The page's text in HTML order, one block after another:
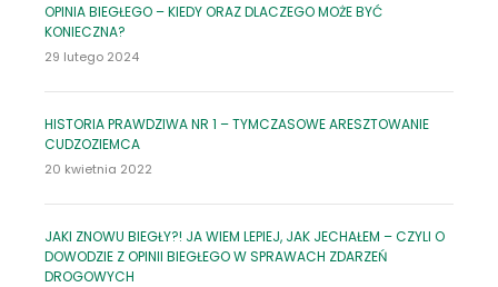
OPINIA BIEGŁEGO – KIEDY ORAZ DLACZEGO MOŻE BYĆ
KONIECZNA?
29 lutego 2024
HISTORIA PRAWDZIWA NR 1 – TYMCZASOWE ARESZTOWANIE
CUDZOZIEMCA
20 kwietnia 2022
JAKI ZNOWU BIEGŁY?! JA WIEM LEPIEJ, JAK JECHAŁEM – CZYLI O
DOWODZIE Z OPINII BIEGŁEGO W SPRAWACH ZDARZEŃ
DROGOWYCH